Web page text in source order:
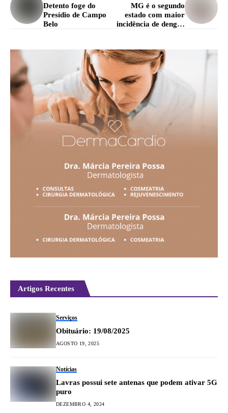
Detento foge do
Presídio de Campo
Belo
MG é o segundo
estado com maior
incidência de dengue
Artigos Recentes
Serviços
Obituário: 19/08/2025
AGOSTO 19, 2025
Notícias
Lavras possui sete antenas que podem ativar 5G
puro
DEZEMBRO 4, 2024